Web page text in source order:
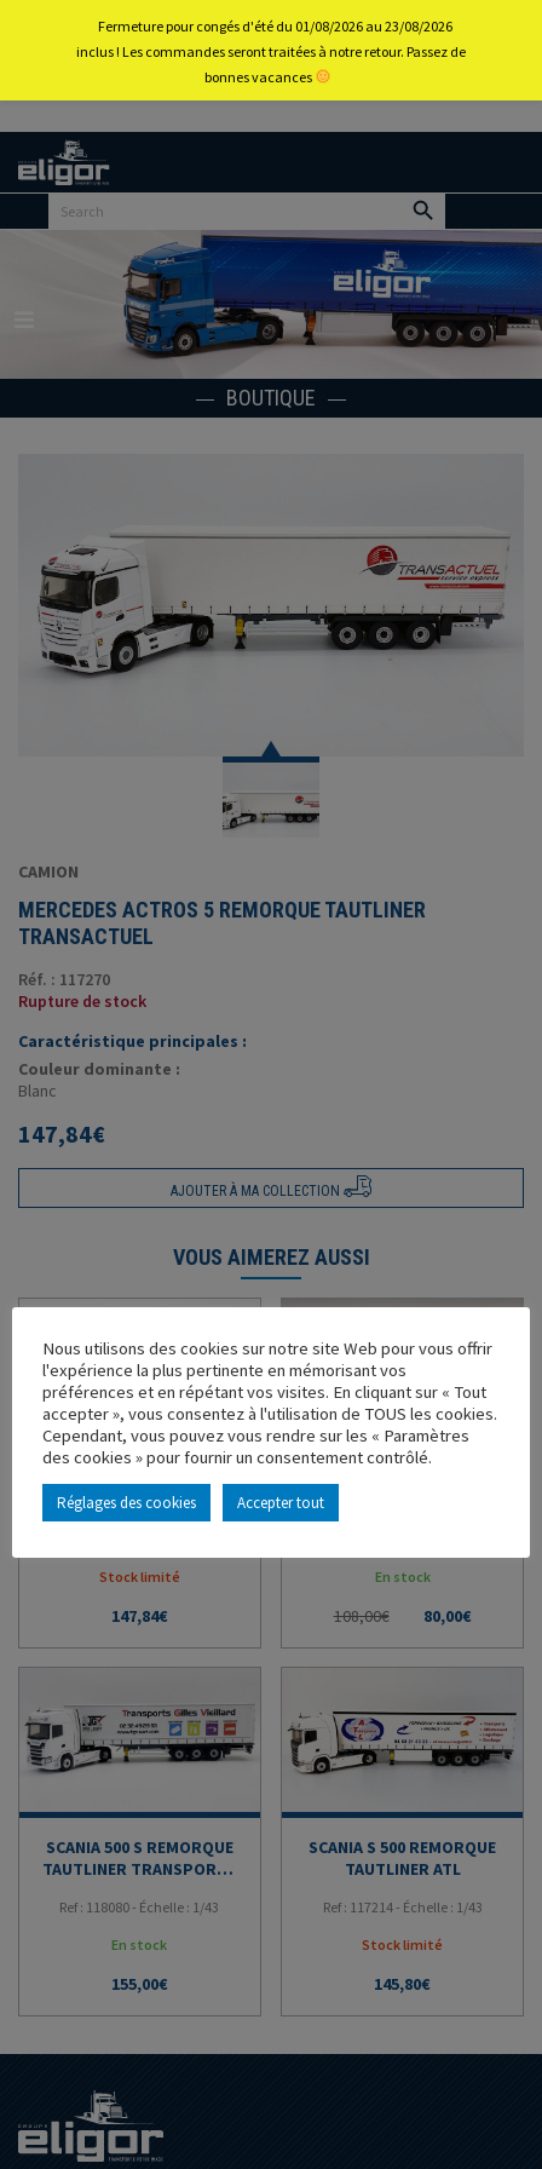
Retour
BOUTIQUE
CAMION
MERCEDES ACTROS 5 REMORQUE TAUTLINER
TRANSACTUEL
Réf. : 117270
Rupture de stock
Caractéristique principales :
Couleur dominante :
Blanc
147,84€
AJOUTER À MA COLLECTION
VOUS AIMEREZ AUSSI
FOURGON O2TRANS
Stock limité
147,84€
HIGH 2021 COQUELLE DAX
En stock
108,00€
Le
initial
108,00€.
80,00€Le
actuel
80,00€.
SCANIA 500 S REMORQUE
TAUTLINER TRANSPORTS
Ref : 118080 - Échelle : 1/43
En stock
155,00€
SCANIA S 500 REMORQUE
TAUTLINER ATL
Ref : 117214 - Échelle : 1/43
Stock limité
145,80€
Nous utilisons des cookies sur notre site Web pour vous offrir
l'expérience la plus pertinente en mémorisant vos
préférences et en répétant vos visites. En cliquant sur « Tout
accepter », vous consentez à l'utilisation de TOUS les cookies.
Cependant, vous pouvez vous rendre sur les « Paramètres
des cookies » pour fournir un consentement contrôlé.
Réglages des cookies Accepter tout
Fermeture pour congés d'été du 01/08/2026 au 23/08/2026
inclus ! Les commandes seront traitées à notre retour. Passez de
bonnes vacances